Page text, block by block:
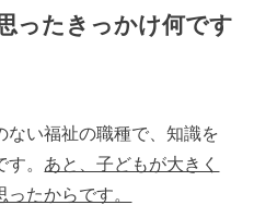
ったきっかけ何です
ない福祉の職種で、知識を
。 あと、子どもが大きく
たからです。